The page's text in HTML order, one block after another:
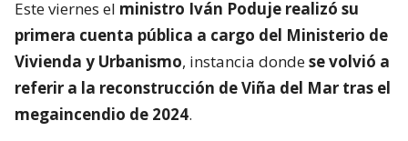
En ese contexto, y sin dar nombres, el jefe del Minvu
calificó como “chantas” a las empresas cuestionadas
por la reconstrucción. Todo, a días del inicio de los
peritajes especializados en las viviendas de la
constructora San Sebastián en el sector El Olivar.